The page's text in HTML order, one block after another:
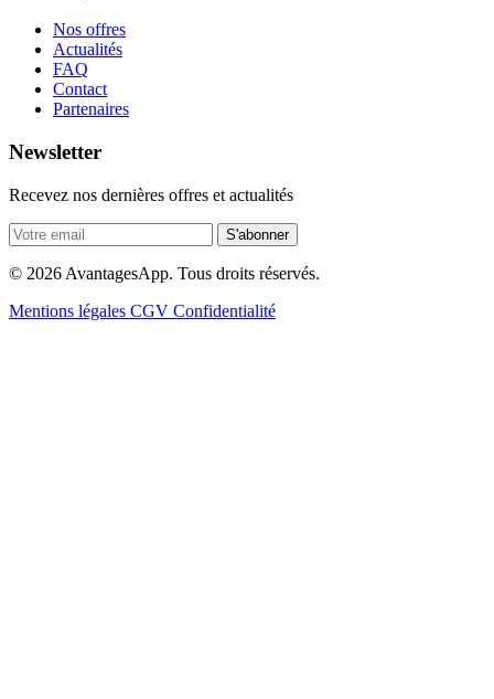
Nos offres
Actualités
FAQ
Contact
Partenaires
Newsletter
Recevez nos dernières offres et actualités
S'abonner
© 2026 AvantagesApp. Tous droits réservés.
Mentions légales CGV Confidentialité